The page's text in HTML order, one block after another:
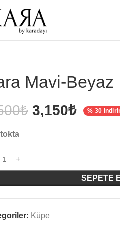
Mavi-Beyaz
₺ 3,150₺ % 30
SEPETE
Küpe